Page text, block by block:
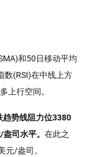
和50日移动平均
数(RSI)在中线上方
上行空间。
势线阻力位3380
司水平。 在此之
元/盎司。